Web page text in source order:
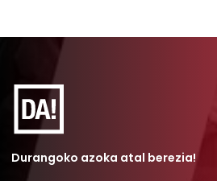
Durangoko azoka atal berezia!